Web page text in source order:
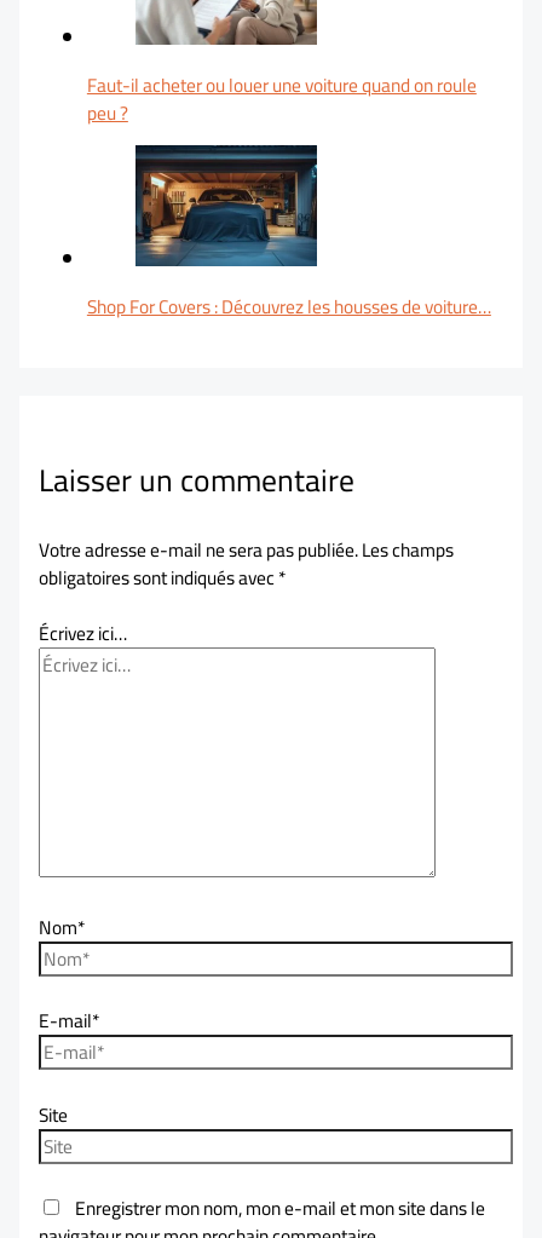
Faut-il acheter ou louer une voiture quand on roule
peu ?
Shop For Covers : Découvrez les housses de voiture…
Laisser un commentaire
Votre adresse e-mail ne sera pas publiée.Les champs
obligatoires sont indiqués avec*
Écrivez ici…
Nom*
E-mail*
Site
Enregistrer mon nom, mon e-mail et mon site dans le